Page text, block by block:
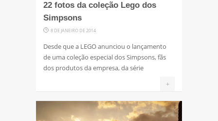
22 fotos da coleção Lego dos
Simpsons
8 DE JANEIRO DE 2014
Desde que a LEGO anunciou o lançamento
de uma coleção especial dos Simpsons, fãs
dos produtos da empresa, da série
+